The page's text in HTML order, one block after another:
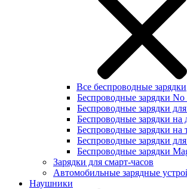
Все беспроводные зарядки
Беспроводные зарядки No
Беспроводные зарядки
Беспроводные зарядки на
Беспроводные зарядки на
Беспроводные зарядки
Беспроводные зарядки
Зарядки для смарт-часов
Автомобильные зарядные
Наушники